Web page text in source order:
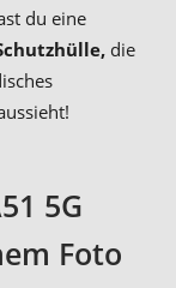
du eine
die
5G
Foto